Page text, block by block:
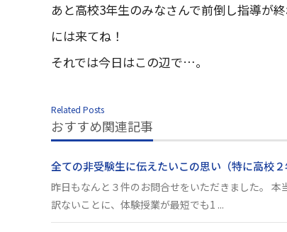
あと高校3年生のみなさんで前倒し指導が
には来てね！
それでは今日はこの辺で…。
Related Posts
おすすめ関連記事
全ての非受験生に伝えたいこの思い（特に高校２
昨日もなんと３件のお問合せをいただきました。
訳ないことに、体験授業が最短でも1 ...